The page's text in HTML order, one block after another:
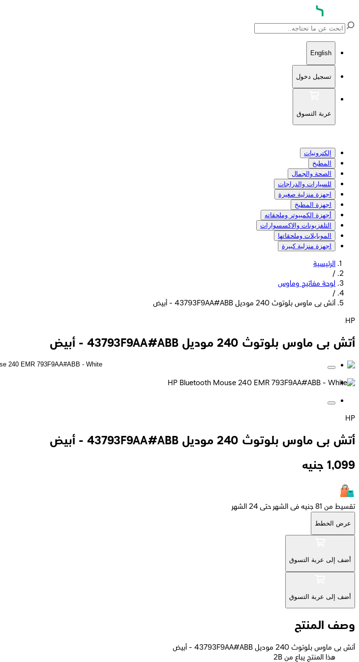
English
تسجيل دخول
عربة التسوق
إلكترونيات
المطبخ
الصحة والجمال
للسيارات والدراجات
اجهزة منزلية صغيرة
اجهزة المطبخ
أجهزة الكمبيوتر وملحقاته
التلفزيونات والاكسسوارات
الموبايلات وملحقاتها
اجهزة منزلية كبيرة
الرئيسية
/
لوحة مفاتيح وماوس
/
أتش بى ماوس بلوتوث 240 موديل 43793F9AA#ABB - أبيض
HP
أتش بى ماوس بلوتوث 240 موديل 43793F9AA#ABB - أبيض
HP
أتش بى ماوس بلوتوث 240 موديل 43793F9AA#ABB - أبيض
1,099 جنيه
تقسيط من 81 جنيه فى الشهر حتى 24 الشهر
عرض الخطط
أضف إلى عربة التسوق
أضف إلى عربة التسوق
وصف المنتج
أتش بى ماوس بلوتوث 240 موديل 43793F9AA#ABB - أبيض
2B هذا المنتج يباع من